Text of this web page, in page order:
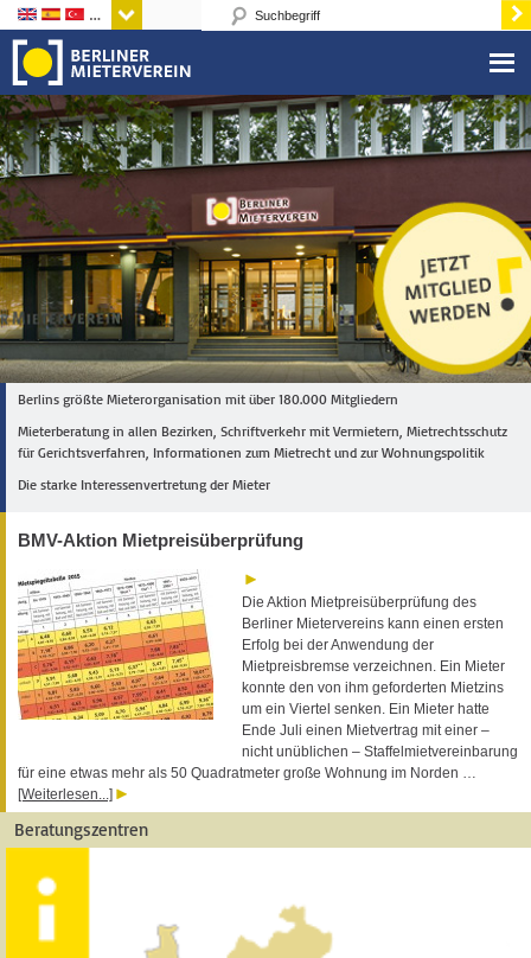
Sprachen
Berlins größte Mieterorganisation mit über 180.000 Mitgliedern
Mieterberatung in allen Bezirken, Schriftverkehr mit Vermietern, Mietrechtsschutz
für Gerichtsverfahren, Informationen zum Mietrecht und zur Wohnungspolitik
Die starke Interessenvertretung der Mieter
BMV-Aktion Mietpreisüberprüfung
Die Aktion Mietpreisüberprüfung des
Berliner Mietervereins kann einen ersten
Erfolg bei der Anwendung der
Mietpreisbremse verzeichnen. Ein Mieter
konnte den von ihm geforderten Mietzins
um ein Viertel senken. Ein Mieter hatte
Ende Juli einen Mietvertrag mit einer –
nicht unüblichen – Staffelmietvereinbarung
für eine etwas mehr als 50 Quadratmeter große Wohnung im Norden …
[Weiterlesen...]
Beratungszentren